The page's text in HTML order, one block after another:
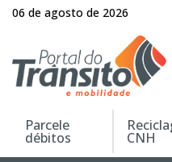
06 de agosto de 2026
Parcele
débitos CNH